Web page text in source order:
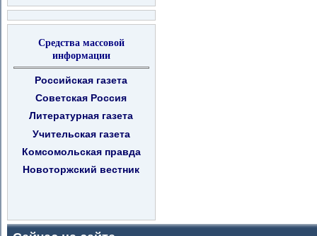
Средства массовой
информации
Российская газета
Советская Россия
Литературная газета
Учительская газета
Комсомольская правда
Новоторжский вестник